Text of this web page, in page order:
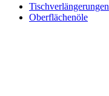
Tischverlängerungen
Oberflächenöle